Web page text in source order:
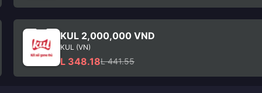
KUL 2,000,000 VND
KUL (VN)
L 348.18L 441.55